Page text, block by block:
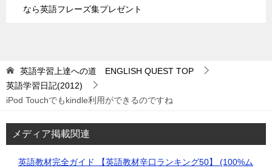
なら英語フレーズ集プレゼント
英語学習上達への道 ENGLISH QUEST TOP
英語学習日記(2012)
iPod Touchでもkindle利用ができるのですね
メディア掲載関連
英語教材完全ガイド 【英語教材辛口ランキング50】 (100%ム